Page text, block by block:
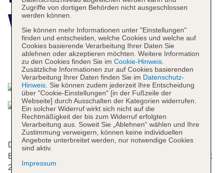
Wiesbaden
Das bietet Ihre Unterkunft
Das Hotel bietet 26 Junior-Suiten, 31 Suiten, 30
Einzel- und 237 Doppelzimmer auf 7 Etagen, die mit
2 Aufzügen erreichbar sind. An der Rezeption im
Zugriffe von dortigen Behörden nicht ausgeschlossen
werden können.
Sie können mehr Informationen unter "Einstellungen"
finden und entscheiden, welche Cookies und welche auf
Cookies basierende Verarbeitung Ihrer Daten Sie
ablehnen oder akzeptieren möchten. Weitere Information
zu den Cookies finden Sie im Cookie-Hinweis.
Zusätzliche Informationen zur auf Cookies basierenden
Verarbeitung Ihrer Daten finden Sie im Datenschutz-
Hinweis. Sie können zudem jederzeit Ihre Entscheidung
über "Cookie-Einstellungen" [in der Fußzeile der
Webseite] durch Ausschalten der Kategorien widerrufen.
Ein solcher Widerruf wirkt sich nicht auf die
Rechtmäßigkeit der bis zum Widerruf erfolgten
Verarbeitung aus. Soweit Sie „Ablehnen“ wählen und Ihre
Zustimmung verweigern, können keine individuellen
Angebote unterbreitet werden, nur notwendige Cookies
sind aktiv.
Impressum